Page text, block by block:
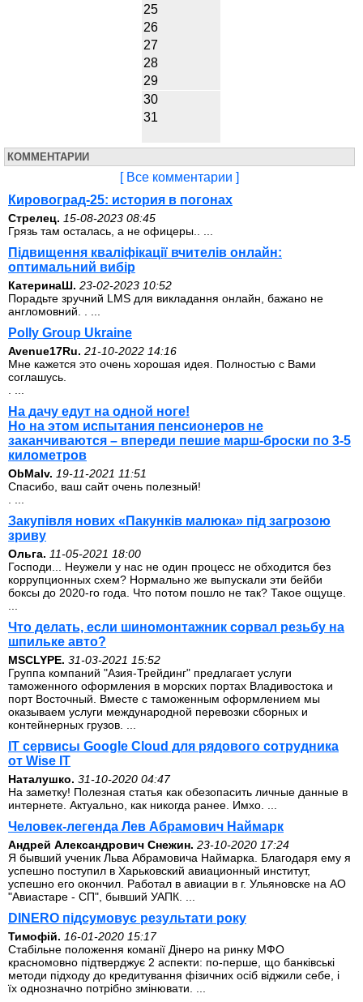
25
26
27
28
29
30
31
КОММЕНТАРИИ
[ Все комментарии ]
Кировоград-25: история в погонах
Стрелец. 15-08-2023 08:45
Грязь там осталась, а не офицеры.. ...
Підвищення кваліфікації вчителів онлайн:
оптимальний вибір
КатеринаШ. 23-02-2023 10:52
Порадьте зручний LMS для викладання онлайн, бажано не
англомовний. . ...
Polly Group Ukraine
Avenue17Ru. 21-10-2022 14:16
Мне кажется это очень хорошая идея. Полностью с Вами
соглашусь.
На дачу едут на одной ноге!
Но на этом испытания пенсионеров не
заканчиваются – впереди пешие марш-броски по 3-5
километров
ОbMalv. 19-11-2021 11:51
Спасибо, ваш сайт очень полезный!
Закупівля нових «Пакунків малюка» під загрозою
зриву
Ольга. 11-05-2021 18:00
Господи... Неужели у нас не один процесс не обходится без
коррупционных схем? Нормально же выпускали эти бейби
боксы до 2020-го года. Что потом пошло не так? Такое ощуще.
Что делать, если шиномонтажник сорвал резьбу на
шпильке авто?
MSCLYPE. 31-03-2021 15:52
Группа компаний "Азия-Трейдинг" предлагает услуги
таможенного оформления в морских портах Владивостока и
порт Восточный. Вместе с таможенным оформлением мы
оказываем услуги международной перевозки сборных и
контейнерных грузов. ...
IT сервисы Google Cloud для рядового сотрудника
от Wise IT
Наталушко. 31-10-2020 04:47
На заметку! Полезная статья как обезопасить личные данные в
интернете. Актуально, как никогда ранее. Имхо. ...
Человек-легенда Лев Абрамович Наймарк
Андрей Александрович Снежин. 23-10-2020 17:24
Я бывший ученик Льва Абрамовича Наймарка. Благодаря ему я
успешно поступил в Харьковский авиационный институт,
успешно его окончил. Работал в авиации в г. Ульяновске на АО
"Авиастаре - СП", бывший УАПК. ...
DINERO підсумовує результати року
Тимофій. 16-01-2020 15:17
Стабільне положення команії Дінеро на ринку МФО
красномовно підтверджує 2 аспекти: по-перше, що банківські
методи підходу до кредитування фізичних осіб віджили себе, і
їх однозначно потрібно змінювати. ...